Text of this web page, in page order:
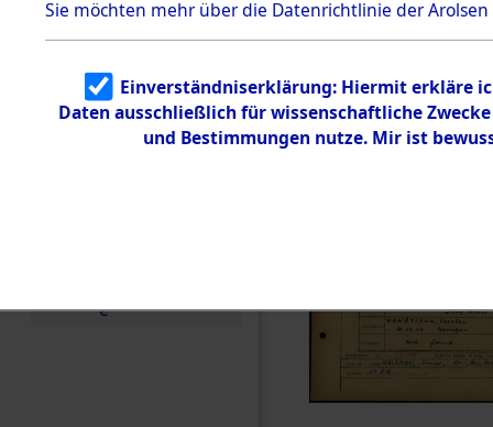
5.3.2
Identifizierun
g
5.3.3
Todesmärsch
e
0173
Sie möchten mehr über die Datenrichtlinie der Arolsen
Einverständniserklärung: Hiermit erkläre
Daten ausschließlich für wissenschaftliche
und Bestimmungen nutze. Mir ist